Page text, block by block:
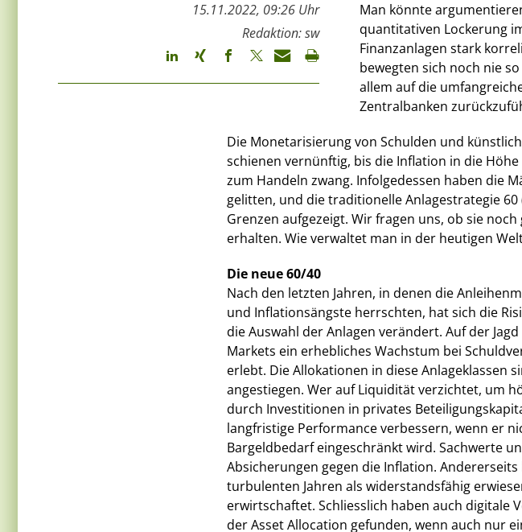
15.11.2022, 09:26 Uhr
Redaktion: sw
Man könnte
quantitativen Lockerung
Finanzanlagen stark
bewegten sich noch nie
allem auf die
Zentralbanken
Die Monetarisierung von Schulden und
schienen vernünftig, bis die Inflation in die
zum Handeln zwang. Infolgedessen haben die
gelitten, und die traditionelle Anlagestrategie
Grenzen aufgezeigt. Wir fragen uns, ob sie
erhalten. Wie verwaltet man in der heutigen
Die neue 60/40
Nach den letzten Jahren, in denen die
und Inflationsängste herrschten, hat sich die
die Auswahl der Anlagen verändert. Auf der
Markets ein erhebliches Wachstum bei
erlebt. Die Allokationen in diese Anlageklassen
angestiegen. Wer auf Liquidität verzichtet, um
durch Investitionen in privates
langfristige Performance verbessern, wenn er
Bargeldbedarf eingeschränkt wird. Sachwerte
Absicherungen gegen die Inflation.
turbulenten Jahren als widerstandsfähig
erwirtschaftet. Schliesslich haben auch digitale
der Asset Allocation gefunden, wenn auch nur